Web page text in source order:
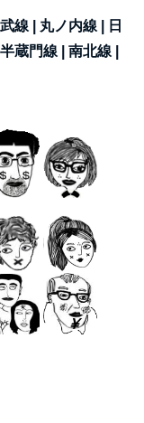
線 | 丸ノ内線 |
日
半蔵門線 |南北線 |